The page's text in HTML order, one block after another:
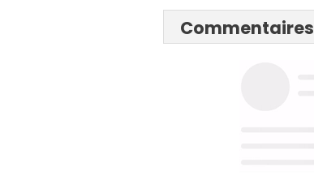
Commentaires